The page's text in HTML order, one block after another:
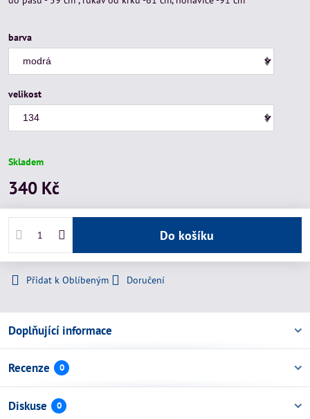
barva
velikost
Skladem
340 Kč
Do košíku
Přidat k Oblíbeným Doručení
Doplňující informace
Recenze 0
Diskuse 0